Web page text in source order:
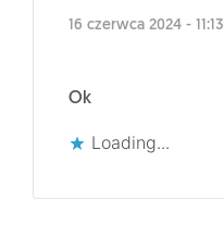
16 czerwca 2024 - 11:13
Ok
Loading...